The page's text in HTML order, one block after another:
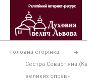
Перейти
вмісту
Головна сторінка
Сестра Севастіяна
великих справ»